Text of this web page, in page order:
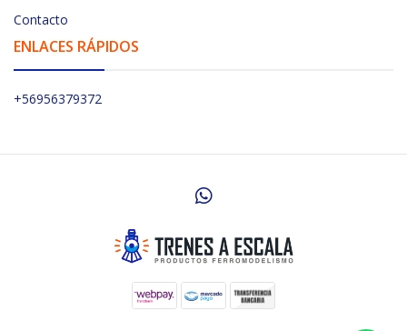
Contacto
ENLACES RÁPIDOS
+56956379372